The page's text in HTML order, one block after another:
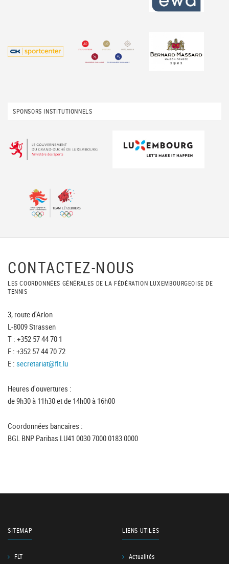
SPONSORS INSTITUTIONNELS
CONTACTEZ-NOUS
LES COORDONNÉES GÉNÉRALES DE LA FÉDÉRATION LUXEMBOURGEOISE DE
TENNIS
3, route d'Arlon
L-8009 Strassen
T : +352 57 44 70 1
F : +352 57 44 70 72
E : secretariat@flt.lu
Heures d'ouvertures :
de 9h30 à 11h30 et de 14h00 à 16h00
Coordonnées bancaires :
BGL BNP Paribas LU41 0030 7000 0183 0000
SITEMAP
FLT
LIENS UTILES
Actualités